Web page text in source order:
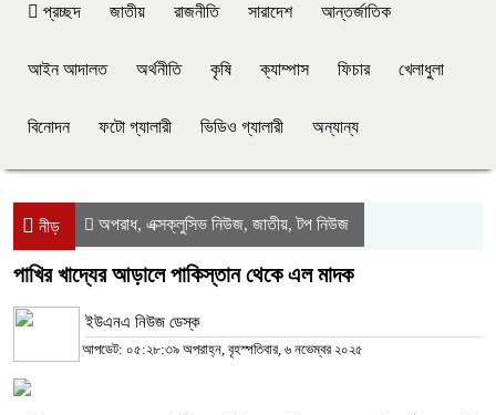
প্রচ্ছদ জাতীয় রাজনীতি সারাদেশ আন্তর্জাতিক
আইন আদালত অর্থনীতি কৃষি ক্যাম্পাস ফিচার খেলাধুলা
বিনোদন ফটো গ্যালারী ভিডিও গ্যালারী অন্যান্য
নীড় অপরাধ, এক্সক্লুসিভ নিউজ, জাতীয়,টপ নিউজ
পাখির খাদ্যের আড়ালে পাকিস্তান থেকে এল মাদক
ইউএনএ নিউজ ডেস্ক
আপডেট: ০৫:২৮:৩৯ অপরাহ্ন, বৃহস্পতিবার, ৬ নভেম্বর ২০২৫